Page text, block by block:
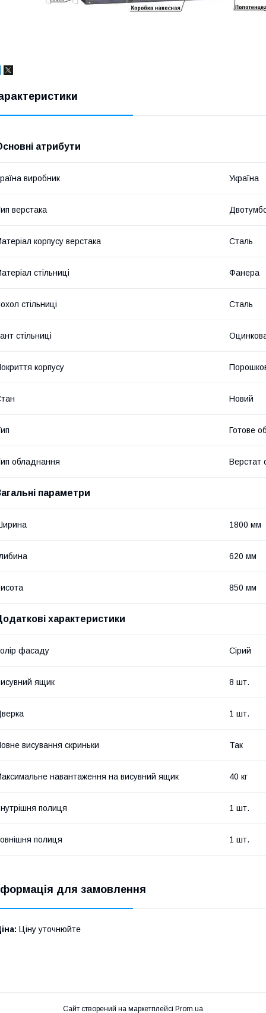
атрибути
виробник Україна
верстака
корпусу верстака Сталь
стільниці Фанера
стільниці Сталь
стільниці
корпусу
Новий
Готове
обладнання Верстат
параметри
1800 мм
620 мм
850 мм
характеристики
фасаду Сірий
ящик 8 шт.
1 шт.
висування скриньки Так
навантаження на висувний ящик 40 кг
полиця 1 шт.
полиця 1 шт.
для замовлення
Ціну уточнюйте
Сайт створений на маркетплейсі Prom.ua